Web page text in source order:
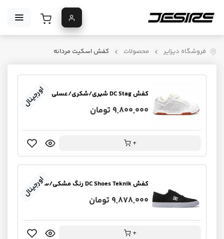
فروشگاه دیزایر محصولات کفش اسکیت مردانه
کفش DC Stag شیری/شکری/عسلی
9,800,000 تومان
+
اورجینال
کفش DC Shoes Teknik رنگ مشکی/سفید
9,878,000 تومان
+
اورجینال